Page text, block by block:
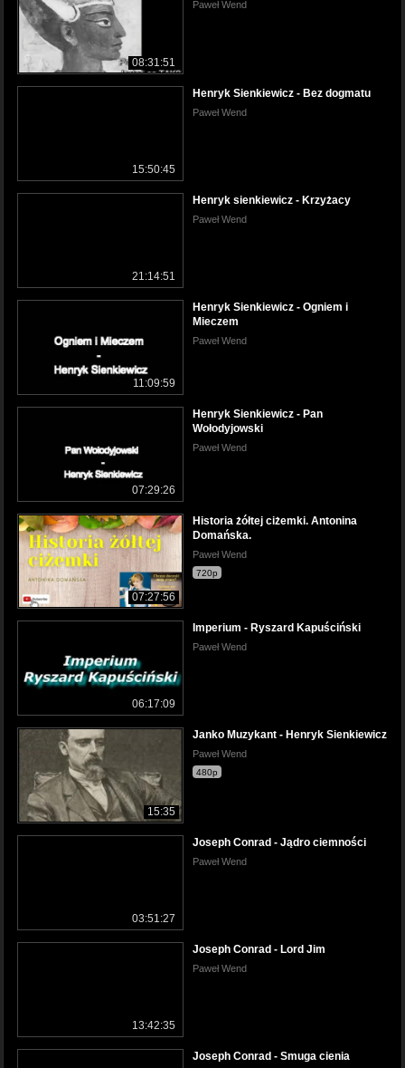
08:31:51
Paweł Wend
15:50:45
Henryk Sienkiewicz - Bez dogmatu
Paweł Wend
21:14:51
Henryk sienkiewicz - Krzyżacy
Paweł Wend
11:09:59
Henryk Sienkiewicz - Ogniem i
Mieczem
Paweł Wend
07:29:26
Henryk Sienkiewicz - Pan
Wołodyjowski
Paweł Wend
07:27:56
Historia żółtej ciżemki. Antonina
Domańska.
Paweł Wend
720p
06:17:09
Imperium - Ryszard Kapuściński
Paweł Wend
15:35
Janko Muzykant - Henryk Sienkiewicz
Paweł Wend
480p
03:51:27
Joseph Conrad - Jądro ciemności
Paweł Wend
13:42:35
Joseph Conrad - Lord Jim
Paweł Wend
Joseph Conrad - Smuga cienia